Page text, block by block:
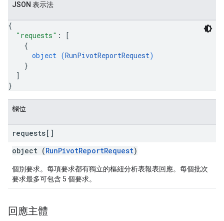
JSON 表示法
{
"requests" :
[
{
object (RunPivotReportRequest)
}
]
}
欄位
requests[]
object (RunPivotReportRequest)
個別要求。每項要求都有獨立的樞紐分析表報表回應。每個批次
要求最多可包含 5 個要求。
回應主體